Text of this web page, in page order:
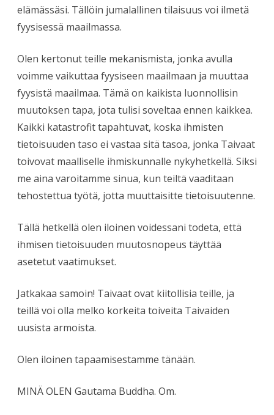
elämässäsi. Tällöin jumalallinen tilaisuus voi ilmetä
fyysisessä maailmassa.
Olen kertonut teille mekanismista, jonka avulla
voimme vaikuttaa fyysiseen maailmaan ja muuttaa
fyysistä maailmaa. Tämä on kaikista luonnollisin
muutoksen tapa, jota tulisi soveltaa ennen kaikkea.
Kaikki katastrofit tapahtuvat, koska ihmisten
tietoisuuden taso ei vastaa sitä tasoa, jonka Taivaat
toivovat maalliselle ihmiskunnalle nykyhetkellä. Siksi
me aina varoitamme sinua, kun teiltä vaaditaan
tehostettua työtä, jotta muuttaisitte tietoisuutenne.
Tällä hetkellä olen iloinen voidessani todeta, että
ihmisen tietoisuuden muutosnopeus täyttää
asetetut vaatimukset.
Jatkakaa samoin! Taivaat ovat kiitollisia teille, ja
teillä voi olla melko korkeita toiveita Taivaiden
uusista armoista.
Olen iloinen tapaamisestamme tänään.
MINÄ OLEN Gautama Buddha. Om.